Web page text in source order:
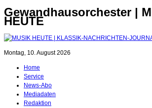
Gewandhausorchester |
HEUTE
Montag, 10. August 2026
Home
Service
News-Abo
Mediadaten
Redaktion